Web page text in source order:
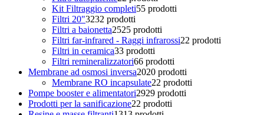
Kit Filtraggio completi55 prodotti
Filtri 20"3232 prodotti
Filtri a baionetta2525 prodotti
Filtri far-infrared - Raggi infrarossi22 prodotti
Filtri in ceramica33 prodotti
Filtri remineralizzatori66 prodotti
Membrane ad osmosi inversa2020 prodotti
Membrane RO incapsulate22 prodotti
Pompe booster e alimentatori2929 prodotti
Prodotti per la sanificazione22 prodotti